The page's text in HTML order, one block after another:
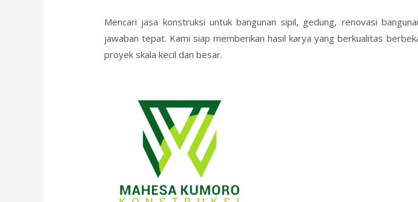
Mencari jasa konstruksi untuk bangunan sipil, gedung, renovasi
jawaban tepat. Kami siap memberikan hasil karya yang berkualitas
proyek skala kecil dan besar.